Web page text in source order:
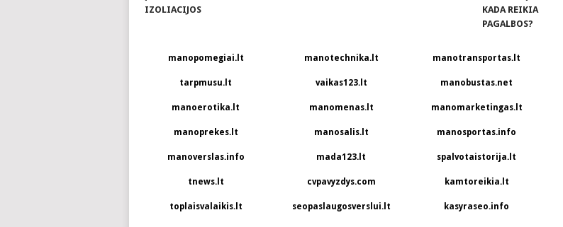
IZOLIACIJOS
KADA REIKIA
PAGALBOS?
manopomegiai.lt manotechnika.lt manotransportas.lt
tarpmusu.lt vaikas123.lt manobustas.net
manoerotika.lt manomenas.lt manomarketingas.lt
manoprekes.lt manosalis.lt manosportas.info
manoverslas.info mada123.lt spalvotaistorija.lt
tnews.lt cvpavyzdys.com kamtoreikia.lt
toplaisvalaikis.lt seopaslaugosverslui.lt kasyraseo.info